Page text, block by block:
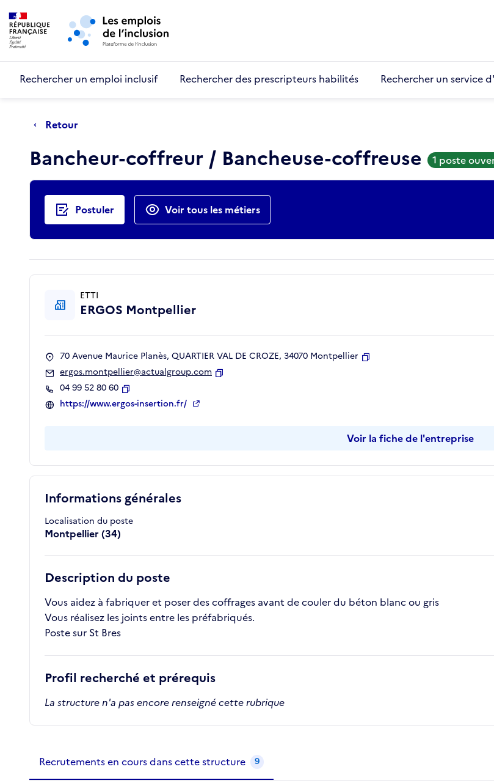
Aller au menu principal
Rechercher un emploi inclusif Rechercher des prescripteurs habilités Rechercher un service
Retour
Bancheur-coffreur / Bancheuse-coffreuse 1 poste
Actions rapides
Postuler Voir tous les métiers
Informations générales
Localisation du poste
Montpellier (34)
Description du poste
Vous aidez à fabriquer et poser des coffrages avant de couler du béton blanc ou gris
Vous réalisez les joints entre les préfabriqués.
Poste sur St Bres
Profil recherché et prérequis
La structure n'a pas encore renseigné cette rubrique
ETTI
ERGOS Montpellier
70 Avenue Maurice Planès, QUARTIER VAL DE CROZE, 34070 Montpellier
ergos.montpellier@actualgroup.com
04 99 52 80 60
Copier
https://www.ergos-insertion.fr/
Voir la fiche de l'entreprise
Recrutements de la structure
Recrutements en cours dans cette structure 9